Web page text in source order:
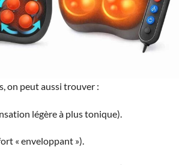
on peut aussi trouver :
légère à plus tonique).
« enveloppant »).